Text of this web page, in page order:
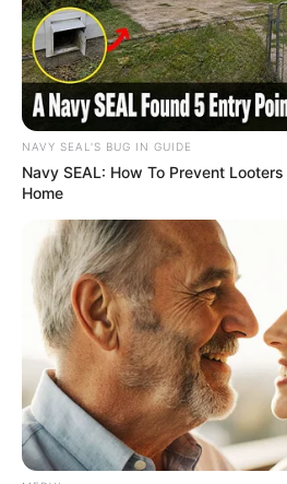
NAVY SEAL'S BUG IN GUIDE
Navy SEAL: How To Prevent
Home